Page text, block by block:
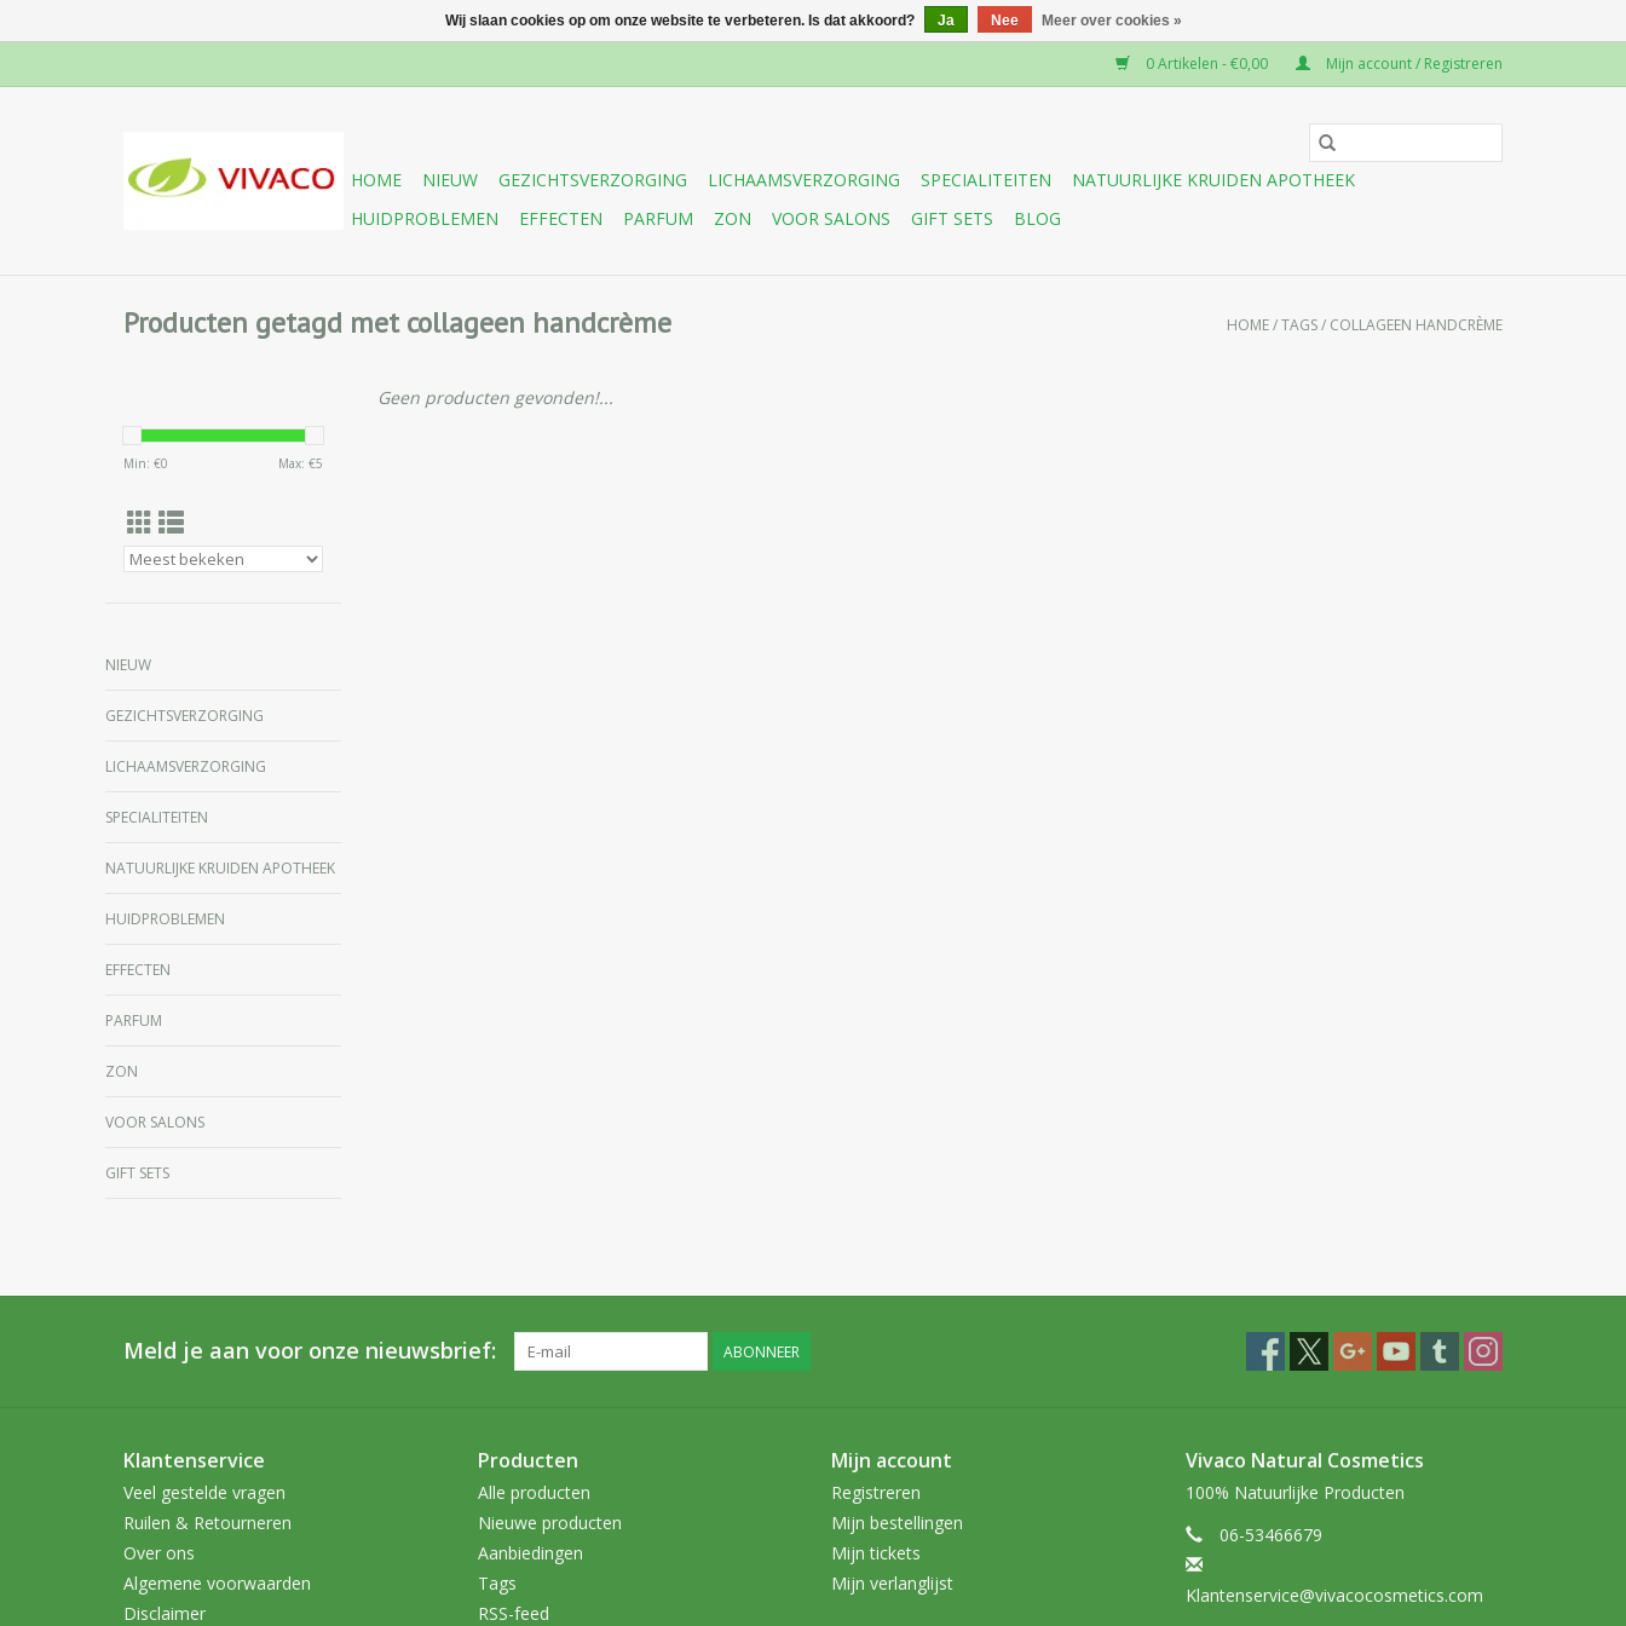
0 Artikelen - €0,00 Mijn account / Registreren
HOME NIEUW GEZICHTSVERZORGING LICHAAMSVERZORGING SPECIALITEITEN
NATUURLIJKE KRUIDEN APOTHEEK
HUIDPROBLEMEN
EFFECTEN PARFUM ZON VOOR SALONS GIFT SETS BLOG
Producten getagd met collageen handcrème HOME/TAGS/ COLLAGEEN HANDCRÈME
Min: €0 Max: €5
NIEUW
GEZICHTSVERZORGING
LICHAAMSVERZORGING
SPECIALITEITEN
NATUURLIJKE KRUIDEN APOTHEEK
HUIDPROBLEMEN
EFFECTEN
PARFUM
ZON
VOOR SALONS
GIFT SETS
Geen producten gevonden!...
Meld je aan voor onze nieuwsbrief: ABONNEER
Klantenservice
Veel gestelde vragen
Ruilen & Retourneren
Over ons
Algemene voorwaarden
Disclaimer
Producten
Alle producten
Nieuwe producten
Aanbiedingen
Tags
RSS-feed
Mijn account
Registreren
Mijn bestellingen
Mijn tickets
Mijn verlanglijst
Vivaco Natural Cosmetics
100% Natuurlijke Producten
06-53466679
Klantenservice@vivacocosmetics.com
Wij slaan cookies op om onze website te verbeteren. Is dat akkoord? Ja Nee Meer over cookies »